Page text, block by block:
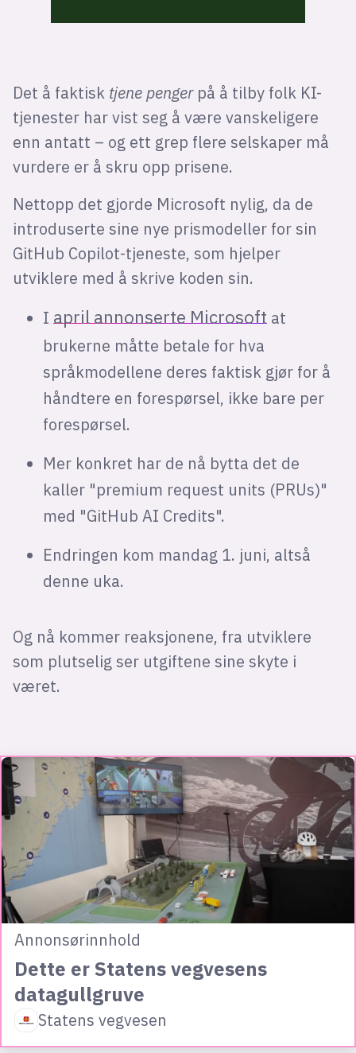
Det å faktisk tjene penger på å tilby folk KI-
tjenester har vist seg å være vanskeligere
enn antatt – og ett grep flere selskaper må
vurdere er å skru opp prisene.
Nettopp det gjorde Microsoft nylig, da de
introduserte sine nye prismodeller for sin
GitHub Copilot-tjeneste, som hjelper
utviklere med å skrive koden sin.
I april annonserte Microsoftat
brukerne måtte betale for hva
språkmodellene deres faktisk gjør for å
håndtere en forespørsel, ikke bare per
forespørsel.
Mer konkret har de nå bytta det de
kaller "premium request units (PRUs)"
med "GitHub AI Credits".
Endringen kom mandag 1. juni, altså
denne uka.
Og nå kommer reaksjonene, fra utviklere
som plutselig ser utgiftene sine skyte i
været.
Annonsørinnhold
Dette er Statens vegvesens
datagullgruve
Statens vegvesen